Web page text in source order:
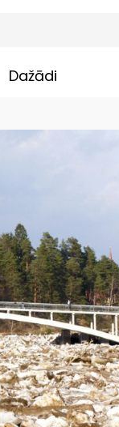
Dažādi